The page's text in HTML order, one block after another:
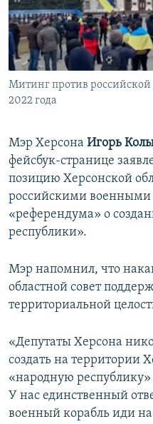
ПОБЕДИТЕЛЕЙ НЕ СУДЯТ?
КРЫМ.НЕПОКОРЕННЫЙ
ELIFBE
УКРАИНСКАЯ ПРОБЛЕМА
ПРИСОЕДИНЯЙТЕСЬ!
Все сайты RFE/RL
Митинг против
2022 года
Мэр Херсона Игорь
фейсбук-странице
позицию Херсонской
российскими военными
«референдума» о
республики».
Мэр напомнил, что
областной совет
территориальной
«Депутаты Херсона
создать на территории
«народную
У нас единственный
военный корабль иди